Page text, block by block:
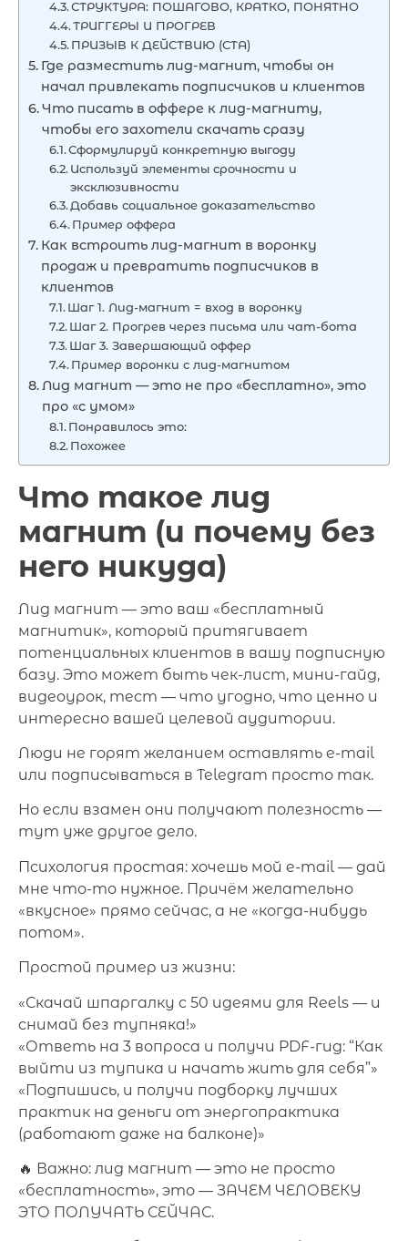
СТРУКТУРА: ПОШАГОВО, КРАТКО, ПОНЯТНО
ТРИГГЕРЫ И ПРОГРЕВ
ПРИЗЫВ К ДЕЙСТВИЮ (CTA)
Где разместить лид-магнит, чтобы он
начал привлекать подписчиков и клиентов
Что писать в оффере к лид-магниту,
чтобы его захотели скачать сразу
Сформулируй конкретную выгоду
Используй элементы срочности и
эксклюзивности
Добавь социальное доказательство
Пример оффера
Как встроить лид-магнит в воронку
продаж и превратить подписчиков в
клиентов
Шаг 1. Лид-магнит = вход в воронку
Шаг 2. Прогрев через письма или чат-бота
Шаг 3. Завершающий оффер
Пример воронки с лид-магнитом
Лид магнит — это не про «бесплатно», это
про «с умом»
Понравилось это:
Похожее
Что такое лид
магнит (и почему без
него никуда)
Лид магнит — это ваш «бесплатный
магнитик», который притягивает
потенциальных клиентов в вашу подписную
базу. Это может быть чек-лист, мини-гайд,
видеоурок, тест — что угодно, что ценно и
интересно вашей целевой аудитории.
Люди не горят желанием оставлять e-mail
или подписываться в Telegram просто так.
Но если взамен они получают полезность —
тут уже другое дело.
Психология простая: хочешь мой e-mail — дай
мне что-то нужное. Причём желательно
«вкусное» прямо сейчас, а не «когда-нибудь
потом».
Простой пример из жизни:
«Скачай шпаргалку с 50 идеями для Reels — и
снимай без тупняка!»
«Ответь на 3 вопроса и получи PDF-гид: “Как
выйти из тупика и начать жить для себя”»
«Подпишись, и получи подборку лучших
практик на деньги от энергопрактика
(работают даже на балконе)»
🔥 Важно: лид магнит — это не просто
«бесплатность», это — ЗАЧЕМ ЧЕЛОВЕКУ
ЭТО ПОЛУЧАТЬ СЕЙЧАС.